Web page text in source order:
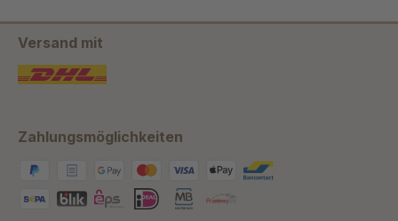
Versand mit
Zahlungsmöglichkeiten